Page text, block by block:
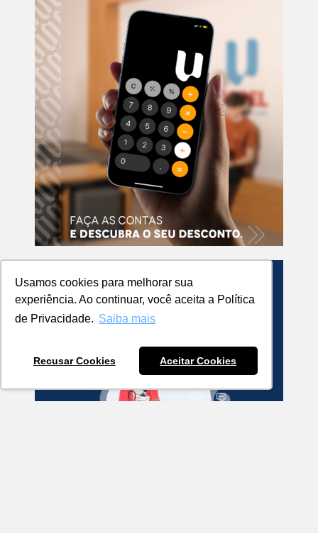
Usamos cookies para melhorar sua
experiência. Ao continuar, você aceita a Política
de Privacidade. Saiba mais
Recusar Cookies Aceitar Cookies